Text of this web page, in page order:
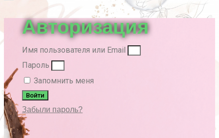
Авторизация
Имя пользователя или Email
Пароль
Запомнить меня
Войти
Забыли пароль?